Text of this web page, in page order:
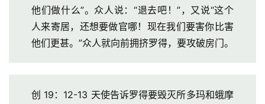
他们做什么”。众人说：“退去吧！”，又说“这个
人来寄居，还想要做官哪！现在我们要害你比害
他们更甚。”众人就向前拥挤罗得，要攻破房门。
创 19：12-13 天使告诉罗得要毁灭所多玛和蛾摩